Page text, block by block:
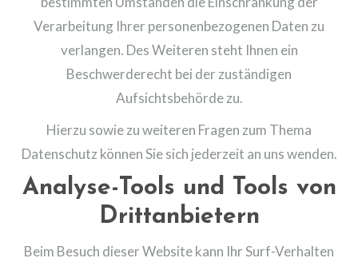
Verarbeitung Ihrer personenbezogenen Daten zu
verlangen. Des Weiteren steht Ihnen ein
Beschwerderecht bei der zuständigen
Aufsichtsbehörde zu.
Hierzu sowie zu weiteren Fragen zum Thema
Datenschutz können Sie sich jederzeit an uns wenden.
Analyse-Tools und Tools von
Dritt­anbietern
Beim Besuch dieser Website kann Ihr Surf-Verhalten